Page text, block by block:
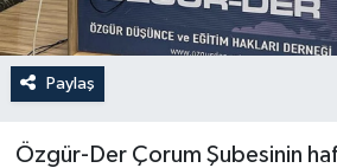
Paylaş
Özgür-Der Çorum Şubesinin
OTOPARK
TEKNOLOJİ